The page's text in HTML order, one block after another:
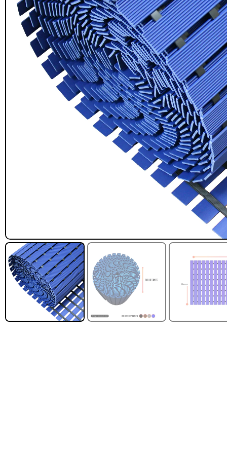
Seguridad y estacionamiento
46
Pisos gradas y gomas 43
Pisos técnicos y deportivos
33
Ver más
FILTRAR POR COLOR
Rojo 28
Azul 24
Amarillo 23
22
16
14
12
11
6
QRubber
MQ
FILTRAR POR DISEÑO
Estoperol
Diamantado
Estriado 9
Rampa Móvil
Hidráulica carga
$22.711.412
$11.790.000
Agregar al
carrito
Juego Modular
4.415.700
Leer más